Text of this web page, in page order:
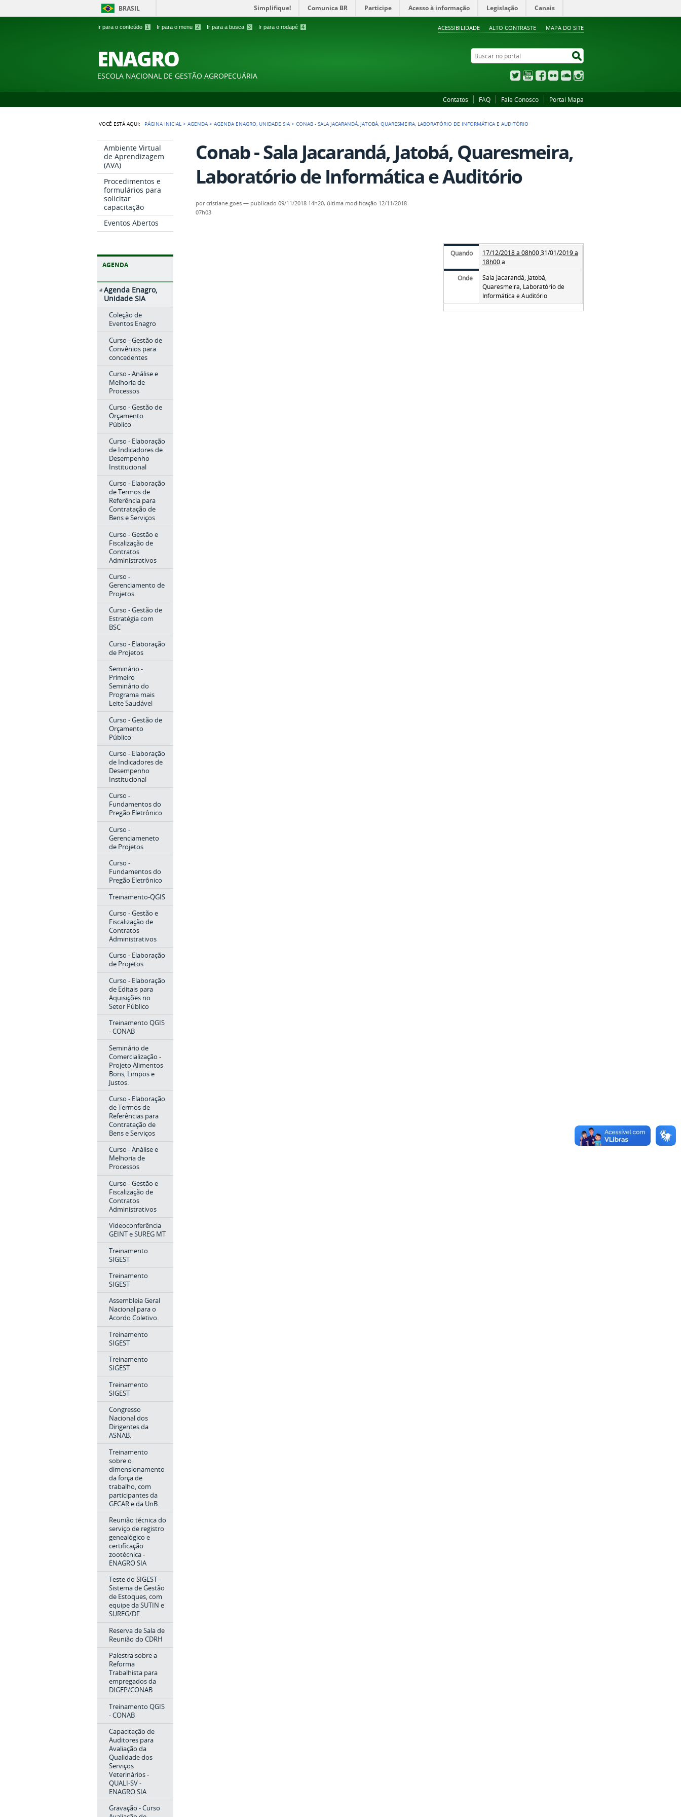
Ir para o conteúdo 1 Ir para o menu 2 Ir para a busca 3 Ir para o rodapé 4 ACESSIBILIDADE ALTO CONTRASTE MAPA DO SITE
BRASIL Simplifique! Comunica BR Participe Acesso à informação Legislação Canais
ENAGRO
ESCOLA NACIONAL DE GESTÃO AGROPECUÁRIA
Buscar no portal
TwitterYouTubeFacebook
Flickr SoundCloud
Contatos FAQ Fale Conosco Portal Mapa
VOCÊ ESTÁ AQUI: PÁGINA INICIAL >AGENDA >AGENDA ENAGRO, UNIDADE SIA >CONAB - SALA JACARANDÁ, JATOBÁ, QUARESMEIRA, LABORATÓRIO DE INFORMÁTICA E AUDITÓRIO
Ambiente Virtual
de Aprendizagem
(AVA)
Procedimentos e
formulários para
solicitar
capacitação
Eventos Abertos
AGENDA
Agenda Enagro,
Unidade SIA
Coleção de
Eventos Enagro
Curso - Gestão de
Convênios para
concedentes
Curso - Análise e
Melhoria de
Processos
Curso - Gestão de
Orçamento
Público
Curso - Elaboração
de Indicadores de
Desempenho
Institucional
Curso - Elaboração
de Termos de
Referência para
Contratação de
Bens e Serviços
Curso - Gestão e
Fiscalização de
Contratos
Administrativos
Curso -
Gerenciamento de
Projetos
Curso - Gestão de
Estratégia com
BSC
Curso - Elaboração
de Projetos
Seminário -
Primeiro
Seminário do
Programa mais
Leite Saudável
Curso - Gestão de
Orçamento
Público
Curso - Elaboração
de Indicadores de
Desempenho
Institucional
Curso -
Fundamentos do
Pregão Eletrônico
Curso -
Gerenciameneto
de Projetos
Curso -
Fundamentos do
Pregão Eletrônico
Treinamento-QGIS
Curso - Gestão e
Fiscalização de
Contratos
Administrativos
Curso - Elaboração
de Projetos
Curso - Elaboração
de Editais para
Aquisições no
Setor Público
Treinamento QGIS
- CONAB
Seminário de
Comercialização -
Projeto Alimentos
Bons, Limpos e
Justos.
Curso - Elaboração
de Termos de
Referências para
Contratação de
Bens e Serviços
Curso - Análise e
Melhoria de
Processos
Curso - Gestão e
Fiscalização de
Contratos
Administrativos
Videoconferência
GEINT e SUREG MT
Treinamento
SIGEST
Treinamento
SIGEST
Assembleia Geral
Nacional para o
Acordo Coletivo.
Treinamento
SIGEST
Treinamento
SIGEST
Treinamento
SIGEST
Congresso
Nacional dos
Dirigentes da
ASNAB.
Treinamento
sobre o
dimensionamento
da força de
trabalho, com
participantes da
GECAR e da UnB.
Reunião técnica do
serviço de registro
genealógico e
certificação
zootécnica -
ENAGRO SIA
Teste do SIGEST -
Sistema de Gestão
de Estoques, com
equipe da SUTIN e
SUREG/DF.
Reserva de Sala de
Reunião do CDRH
Palestra sobre a
Reforma
Trabalhista para
empregados da
DIGEP/CONAB
Treinamento QGIS
- CONAB
Capacitação de
Auditores para
Avaliação da
Qualidade dos
Serviços
Veterinários -
QUALI-SV -
ENAGRO SIA
Gravação - Curso
Conab - Sala Jacarandá, Jatobá, Quaresmeira,
Laboratório de Informática e Auditório
porcristiane.goes — publicado 09/11/2018 14h20, última modificação 12/11/2018
07h03
Quando 17/12/2018 a 08h0031/01/2019 a
18h00a
Onde
Sala Jacarandá, Jatobá,
Quaresmeira, Laboratório de
Informática e Auditório